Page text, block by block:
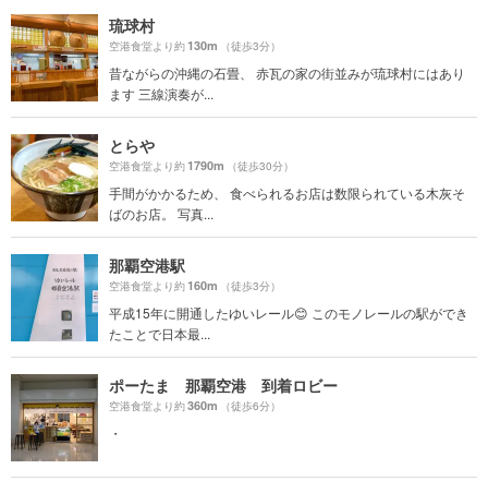
琉球村
空港食堂より約130m （徒歩3分）
昔ながらの沖縄の石畳、 赤瓦の家の街並みが琉球村にはあり
ます 三線演奏が...
とらや
空港食堂より約1790m （徒歩30分）
手間がかかるため、 食べられるお店は数限られている木灰そ
ばのお店。 写真...
那覇空港駅
空港食堂より約160m （徒歩3分）
平成15年に開通したゆいレール😊 このモノレールの駅ができ
たことで日本最...
ポーたま 那覇空港 到着ロビー
空港食堂より約360m （徒歩6分）
・